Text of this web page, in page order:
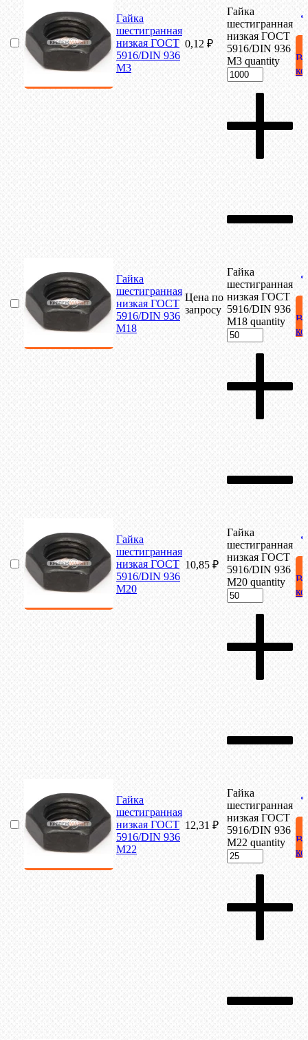
Гайка
шестигранная
низкая ГОСТ
5916/DIN 936
М3
0,12 ₽
Гайка
шестигранная
низкая ГОСТ
5916/DIN 936
М3 quantity
В
Гайка
шестигранная
низкая ГОСТ
5916/DIN 936
М18
Цена по
запросу
Гайка
шестигранная
низкая ГОСТ
5916/DIN 936
М18 quantity
В
Гайка
шестигранная
низкая ГОСТ
5916/DIN 936
М20
10,85 ₽
Гайка
шестигранная
низкая ГОСТ
5916/DIN 936
М20 quantity
В
Гайка
шестигранная
низкая ГОСТ
5916/DIN 936
М22
12,31 ₽
Гайка
шестигранная
низкая ГОСТ
5916/DIN 936
М22 quantity
В